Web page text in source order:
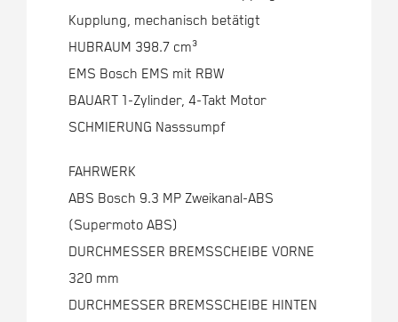
Kupplung, mechanisch betätigt
HUBRAUM 398.7 cm³
EMS Bosch EMS mit RBW
BAUART 1-Zylinder, 4-Takt Motor
SCHMIERUNG Nasssumpf
FAHRWERK
ABS Bosch 9.3 MP Zweikanal-ABS
(Supermoto ABS)
DURCHMESSER BREMSSCHEIBE VORNE
320 mm
DURCHMESSER BREMSSCHEIBE HINTEN